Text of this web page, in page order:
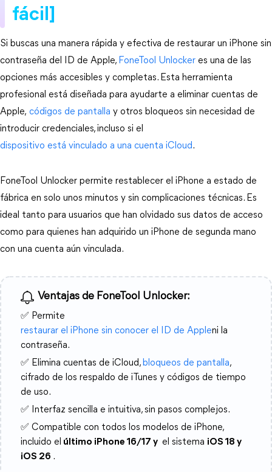
fácil]
Si buscas una manera rápida y efectiva de restaurar un iPhone sin
contraseña del ID de Apple, FoneTool Unlocker es una de las
opciones más accesibles y completas. Esta herramienta
profesional está diseñada para ayudarte a eliminar cuentas de
Apple, códigos de pantalla y otros bloqueos sin necesidad de
introducir credenciales, incluso si el
dispositivo está vinculado a una cuenta iCloud.
FoneTool Unlocker permite restablecer el iPhone a estado de
fábrica en solo unos minutos y sin complicaciones técnicas. Es
ideal tanto para usuarios que han olvidado sus datos de acceso
como para quienes han adquirido un iPhone de segunda mano
con una cuenta aún vinculada.
Ventajas de FoneTool Unlocker:
✅ Permite
restaurar el iPhone sin conocer el ID de Appleni la
contraseña.
✅ Elimina cuentas de iCloud, bloqueos de pantalla,
cifrado de los respaldo de iTunes y códigos de tiempo
de uso.
✅ Interfaz sencilla e intuitiva, sin pasos complejos.
✅ Compatible con todos los modelos de iPhone,
incluido el último iPhone 16/17 y el sistema iOS 18 y
iOS 26 .